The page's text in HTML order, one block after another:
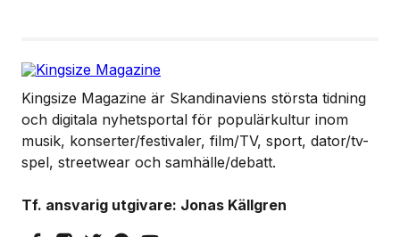
Kingsize Magazine är Skandinaviens största tidning
och digitala nyhetsportal för populärkultur inom
musik, konserter/festivaler, film/TV, sport, dator/tv-
spel, streetwear och samhälle/debatt.
Tf. ansvarig utgivare: Jonas Källgren